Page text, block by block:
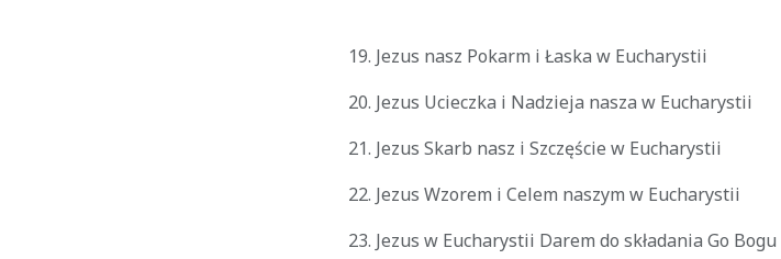
19. Jezus nasz Pokarm i Łaska w Eucharystii
20. Jezus Ucieczka i Nadzieja nasza w Eucharystii
21. Jezus Skarb nasz i Szczęście w Eucharystii
22. Jezus Wzorem i Celem naszym w Eucharystii
23. Jezus w Eucharystii Darem do składania Go